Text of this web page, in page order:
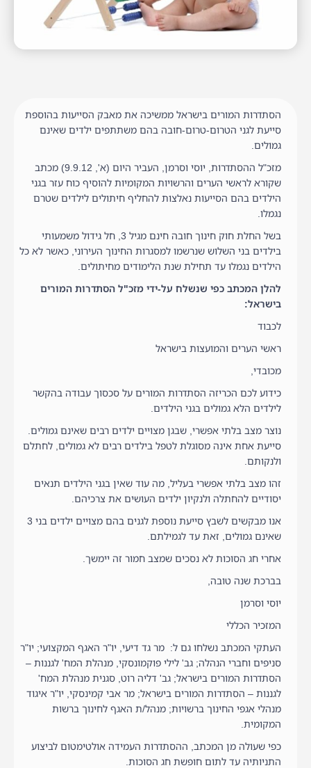
הסתדרות המורים בישראל ממשיכה את מאבק הסייעות בהוספת
סייעת לגני הטרום-טרום-חובה בהם משתתפים ילדים שאינם
גמולים.
מזכ"ל ההסתדרות, יוסי וסרמן, העביר היום (א', 9.9.12) מכתב
שקורא לראשי הערים והרשויות המקומיות להוסיף כוח עזר בגני
הילדים בהם הסייעות נאלצות להחליף חיתולים לילדים שטרם
נגמלו.
בשל החלת חוק חינוך חובה חינם מגיל 3, חל גידול משמעותי
בילדים בני השלוש שנרשמו למסגרות החינוך העירוני, כאשר לא כל
הילדים נגמלו עד תחילת שנת הלימודים מחיתולים.
להלן המכתב כפי שנשלח על-ידי מזכ"ל הסתדרות המורים
בישראל:
לכבוד
ראשי הערים והמועצות בישראל
מכובדי,
כידוע לכם הכריזה הסתדרות המורים על סכסוך עבודה בהקשר
לילדים הלא גמולים בגני הילדים.
נוצר מצב בלתי אפשרי, שבגן מצויים ילדים רבים שאינם גמולים.
סייעת אחת אינה מסוגלת לטפל בילדים רבים לא גמולים, לחתלם
ולנקותם.
זהו מצב בלתי אפשרי בעליל, מה עוד שאין בגני הילדים תנאים
יסודיים להחתלה ולנקיון ילדים העושים את צרכיהם.
אנו מבקשים לשבץ סייעת נוספת לגנים בהם מצויים ילדים בני 3
שאינם גמולים, זאת עד לגמילתם.
אחרי חג הסוכות לא נסכים שמצב חמור זה יימשך.
בברכת שנה טובה,
יוסי וסרמן
המזכיר הכללי
העתקי המכתב נשלחו גם ל: מר גד דיעי, יו"ר האגף המקצועי; יו"ר
סניפים וחברי הנהלה; גב' לילי פוקמונסקי, מנהלת המח' לגננות –
הסתדרות המורים בישראל; גב' דליה רוט, סגנית מנהלת המח'
לגננות – הסתדרות המורים בישראל; מר אבי קמינסקי, יו"ר איגוד
מנהלי אגפי החינוך ברשויות; מנהל/ת האגף לחינוך ברשות
המקומית.
כפי שעולה מן המכתב, ההסתדרות העמידה אולטימטום לביצוע
התניותיה עד לתום חופשת חג הסוכות.